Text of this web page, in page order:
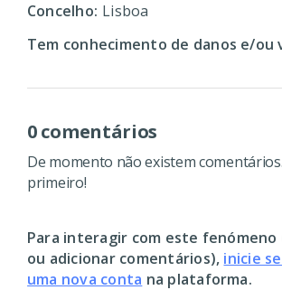
Concelho: Lisboa
Tem conhecimento de danos e/ou
0 comentários
De momento não existem
primeiro!
Para interagir com este fenómeno
ou adicionar comentários), inicie
uma nova conta na plataforma.